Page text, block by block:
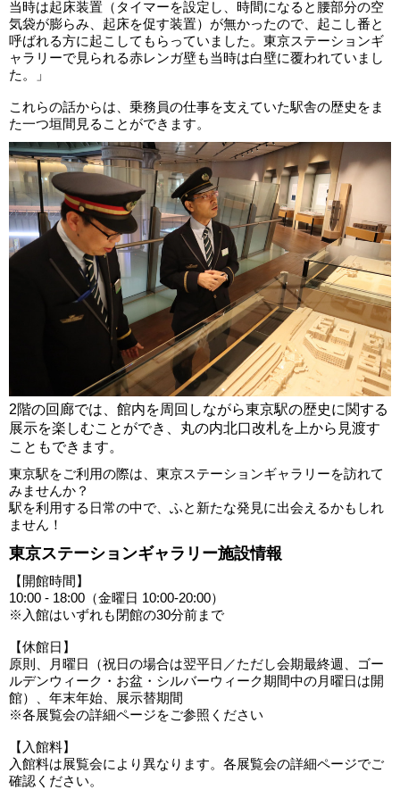
当時は起床装置（タイマーを設定し、時間になると腰部分の空
気袋が膨らみ、起床を促す装置）が無かったので、起こし番と
呼ばれる方に起こしてもらっていました。東京ステーションギ
ャラリーで見られる赤レンガ壁も当時は白壁に覆われていまし
た。」
これらの話からは、乗務員の仕事を支えていた駅舎の歴史をま
た一つ垣間見ることができます。
2階の回廊では、館内を周回しながら東京駅の歴史に関する
展示を楽しむことができ、丸の内北口改札を上から見渡す
こともできます。
東京駅をご利用の際は、東京ステーションギャラリーを訪れて
みませんか？
駅を利用する日常の中で、ふと新たな発見に出会えるかもしれ
ません！
東京ステーションギャラリー施設情報
【開館時間】
10:00 - 18:00（金曜日 10:00‐20:00）
※入館はいずれも閉館の30分前まで
【休館日】
原則、月曜日（祝日の場合は翌平日／ただし会期最終週、ゴー
ルデンウィーク・お盆・シルバーウィーク期間中の月曜日は開
館）、年末年始、展示替期間
※各展覧会の詳細ページをご参照ください
【入館料】
入館料は展覧会により異なります。各展覧会の詳細ページでご
確認ください。